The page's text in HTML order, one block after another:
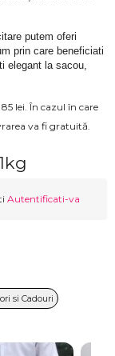
putem oferi
prin care beneficiati
elegant la sacou,
lei. În cazul în care
va fi gratuită.
Autentificati-va
si Cadouri